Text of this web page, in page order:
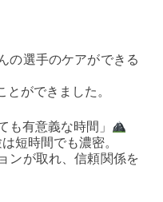
の選手のケアができる
ができました。
も有意義な時間」
短時間でも濃密。
ンが取れ、信頼関係を